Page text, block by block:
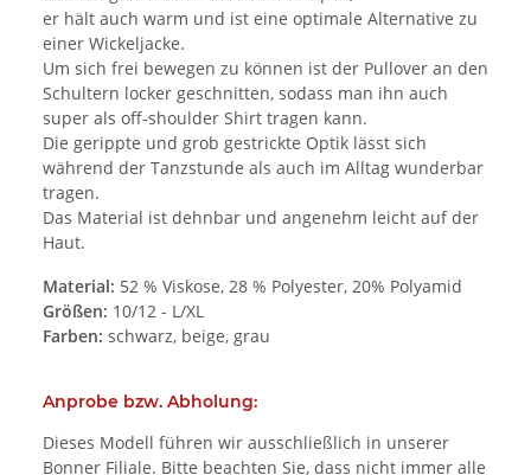
er hält auch warm und ist eine optimale Alternative zu
einer Wickeljacke.
Um sich frei bewegen zu können ist der Pullover an den
Schultern locker geschnitten, sodass man ihn auch
super als off-shoulder Shirt tragen kann.
Die gerippte und grob gestrickte Optik lässt sich
während der Tanzstunde als auch im Alltag wunderbar
tragen.
Das Material ist dehnbar und angenehm leicht auf der
Haut.
Material: 52 % Viskose, 28 % Polyester, 20% Polyamid
Größen: 10/12 - L/XL
Farben: schwarz, beige, grau
Anprobe bzw. Abholung:
Dieses Modell führen wir ausschließlich in unserer
Bonner Filiale. Bitte beachten Sie, dass nicht immer alle